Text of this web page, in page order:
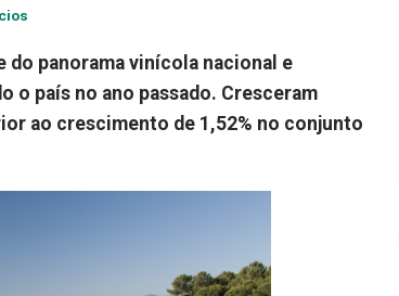
do panorama vinícola nacional e
o país no ano passado. Cresceram
ao crescimento de 1,52% no conjunto